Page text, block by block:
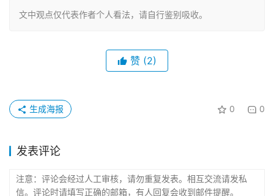
文中观点仅代表作者个人看法，请自行鉴别吸收。
赞 (2)
0 0
生成海报
发表评论